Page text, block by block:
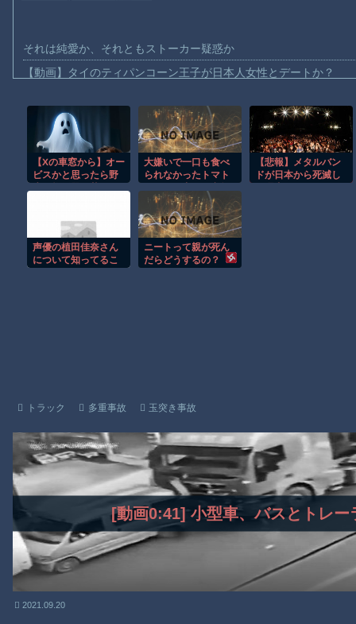
それは純愛か、それともストーカー疑惑か
【動画】タイのティパンコーン王子が日本人女性とデートか？
AmazonのアツさMax！心も踊る「マンガ毎週末セール（50%還
【動画】これはお見事。中国重慶市で珍しい事故が撮影される。
【画像】十二支合体！！ところでその前足、猫じゃね？
【動画】逃げる判断はやっ！埼玉でスマホ運転のプリウスに当て
【動画】よく助けられたな。岐阜の川で外国人が溺れてしまう事
渡邊渚さん「私がPTSDと診断された当時、世間はまだPTSDと
【Xの車窓から】オー
ビスかと思ったら野
大嫌いで一口も食べ
られなかったトマト
食べられるようにな
り、つわりが終わっ
た瞬間にまた食べら
れなくなった衝撃
【悲報】メタルバン
ドが日本から死滅し
声優の植田佳奈さん
について知ってるこ
ニートって親が死ん
だらどうするの？
トラック 多重事故 玉突き事故
[動画0:41] 小型車、バスとトレー
2021.09.20